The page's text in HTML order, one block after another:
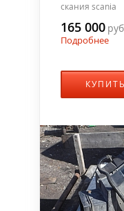
скания scania
165 000
Подробнее
КУПИТЬ